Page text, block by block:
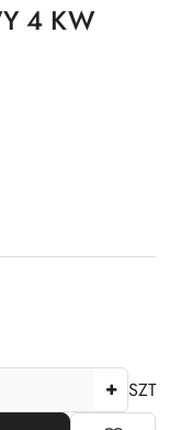
4 KW
SZT